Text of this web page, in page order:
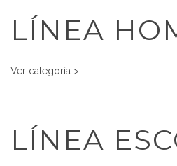
LÍNEA
Ver categoría >
LÍNEA